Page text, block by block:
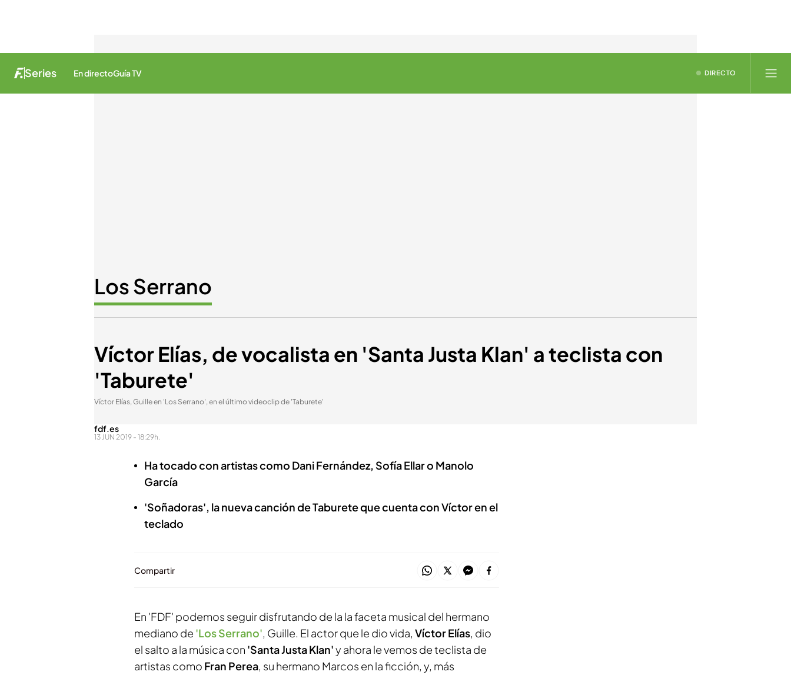
Series En directoGuía TV DIRECTO
Los Serrano
Víctor Elías, de vocalista en 'Santa Justa Klan' a teclista con
'Taburete'
Víctor Elías, Guille en 'Los Serrano', en el último videoclip de 'Taburete'
fdf.es
13 JUN 2019 - 18:29h.
Ha tocado con artistas como Dani Fernández, Sofía Ellar o Manolo
García
'Soñadoras', la nueva canción de Taburete que cuenta con Víctor en el
teclado
Compartir
En 'FDF' podemos seguir disfrutando de la la faceta musical del hermano
mediano de 'Los Serrano', Guille. El actor que le dio vida, Víctor Elías, dio
el salto a la música con 'Santa Justa Klan'y ahora le vemos de teclista de
artistas como Fran Perea, su hermano Marcos en la ficción, y, más